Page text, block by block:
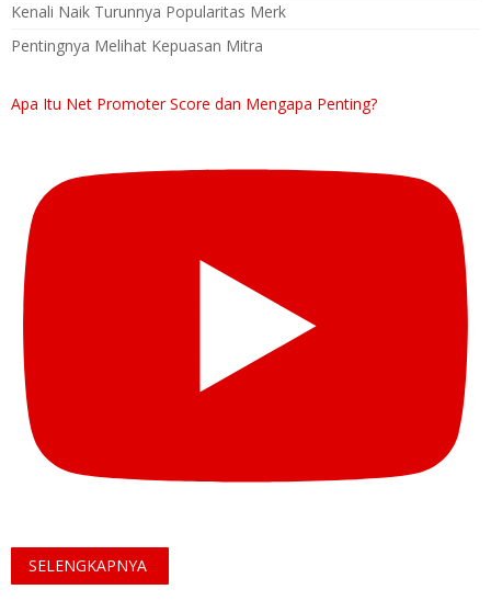
Kenali Naik Turunnya Popularitas Merk
Pentingnya Melihat Kepuasan Mitra
Apa Itu Net Promoter Score dan Mengapa Penting?
SELENGKAPNYA